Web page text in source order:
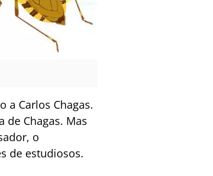
a Carlos Chagas.
de Chagas. Mas
o
de estudiosos.